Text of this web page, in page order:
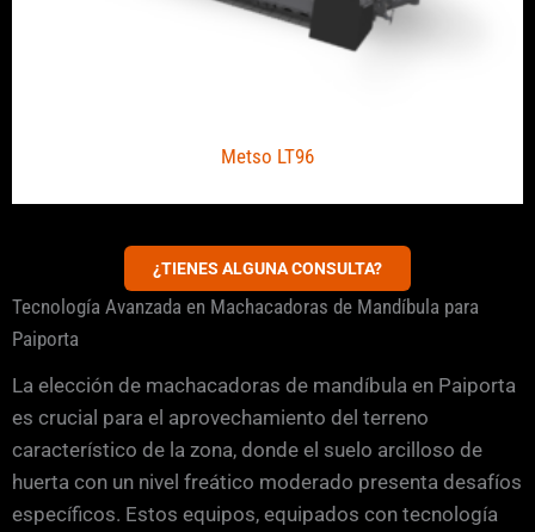
Metso LT96
¿TIENES ALGUNA CONSULTA?
Tecnología Avanzada en Machacadoras de Mandíbula para
Paiporta
La elección de machacadoras de mandíbula en Paiporta
es crucial para el aprovechamiento del terreno
característico de la zona, donde el suelo arcilloso de
huerta con un nivel freático moderado presenta desafíos
específicos. Estos equipos, equipados con tecnología